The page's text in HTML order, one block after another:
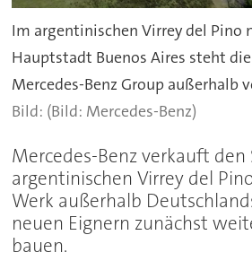
Im argentinischen Virrey del Pino
Hauptstadt Buenos Aires steht
Mercedes-Benz Group außerhalb
(Bild: Mercedes-Benz)
Mercedes-Benz verkauft
argentinischen Virrey del
Werk außerhalb
neuen Eignern zunächst
bauen.